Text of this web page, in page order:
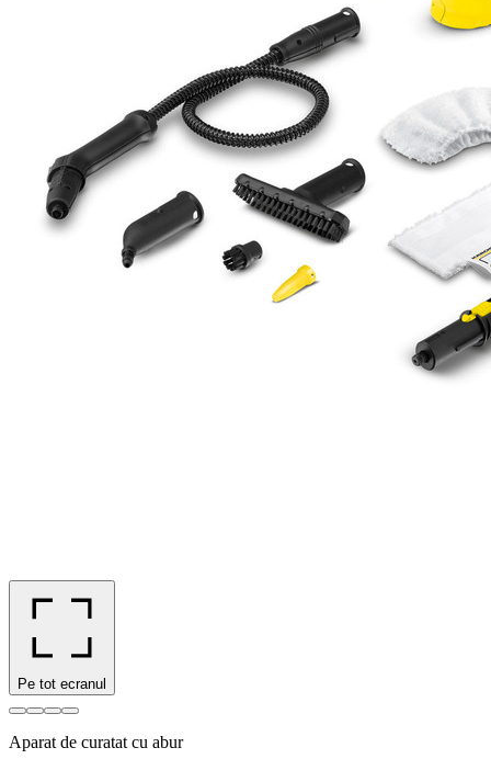
Pe tot ecranul
Aparat de curatat cu abur